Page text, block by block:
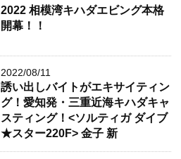
2022 相模湾キハダエビング本格
開幕！！
2022/08/11
誘い出しバイトがエキサイティン
グ！愛知発・三重近海キハダキャ
スティング！<ソルティガ ダイブ
★スター220F> 金子 新